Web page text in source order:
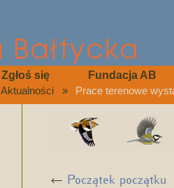
Zgłoś się Fundacja AB
Aktualności » Prace terenowe
← Początek początku